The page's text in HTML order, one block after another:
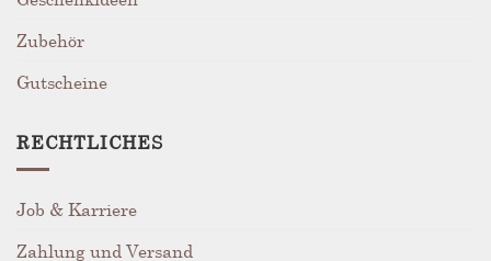
Zubehör
Gutscheine
RECHTLICHES
Job & Karriere
Zahlung und Versand